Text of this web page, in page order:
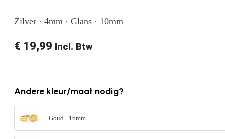
Zilver · 4mm · Glans · 10mm
€ 19,99 Incl. Btw
Andere kleur/maat nodig?
Goud · 16mm